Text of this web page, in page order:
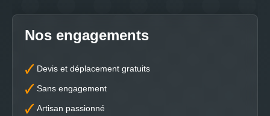
Nos engagements
Devis et déplacement gratuits
Sans engagement
Artisan passionné